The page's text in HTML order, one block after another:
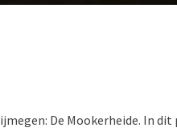
De Mookerheide. In